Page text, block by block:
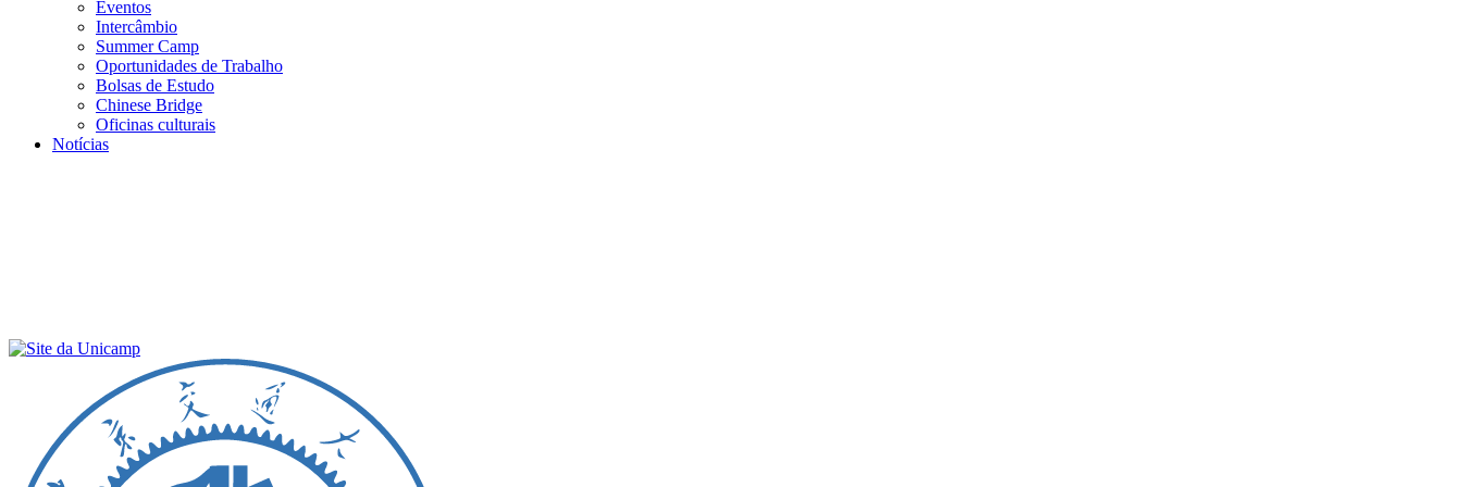
Eventos
Intercâmbio
Summer Camp
Oportunidades de Trabalho
Bolsas de Estudo
Chinese Bridge
Oficinas culturais
Notícias